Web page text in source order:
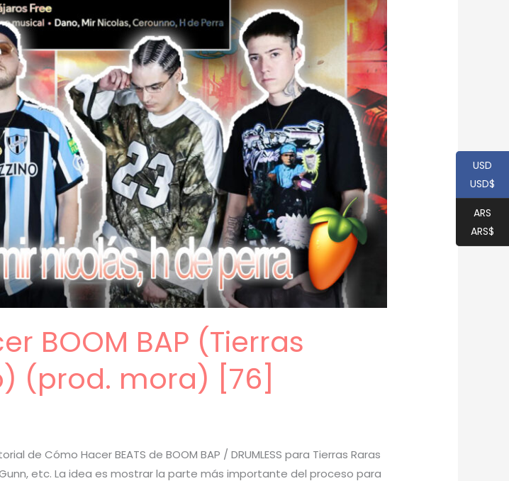
BOOM BAP (Tierras
(prod. mora) [76]
de Cómo Hacer BEATS de BOOM BAP / DRUMLESS para Tierras Raras
etc. La idea es mostrar la parte más importante del proceso para
USD
USD$
ARS
ARS$